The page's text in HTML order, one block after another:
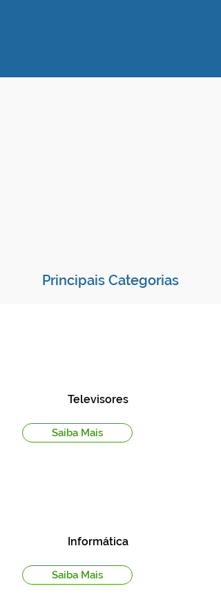
Principais Categorias
Televisores
Saiba Mais
Informática
Saiba Mais